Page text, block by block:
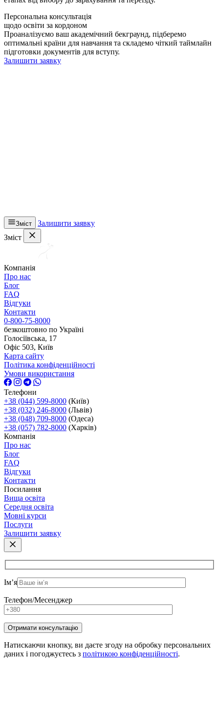
Персональна консультація
щодо освіти за кордоном
Проаналізуємо ваш академічний бекграунд, підберемо
оптимальні країни для навчання та складемо чіткий таймлайн
підготовки документів для вступу.
Залишити заявку
Зміст
Залишити заявку
Зміст
Компанія
Про нас
Блог
FAQ
Відгуки
Контакти
0-800-75-8000
безкоштовно по Україні
Голосіївська, 17
Офіс 503, Київ
Карта сайту
Політика конфіденційності
Умови використання
Телефони
+38 (044) 599-8000 (Київ)
+38 (032) 246-8000 (Львів)
+38 (048) 709-8000 (Одеса)
+38 (057) 782-8000 (Харків)
Компанія
Про нас
Блог
FAQ
Відгуки
Контакти
Посилання
Вища освіта
Середня освіта
Мовні курси
Послуги
Залишити заявку
Ім’я
Телефон/Месенджер
Натискаючи кнопку, ви даєте згоду на обробку персональних
даних і погоджуєтесь з політикою конфіденційності.